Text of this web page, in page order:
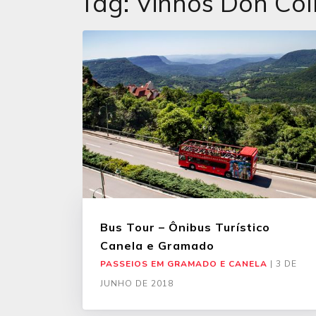
Bus Tour – Ônibus Turístico
Canela e Gramado
PASSEIOS EM GRAMADO E CANELA | 3 DE
JUNHO DE 2018